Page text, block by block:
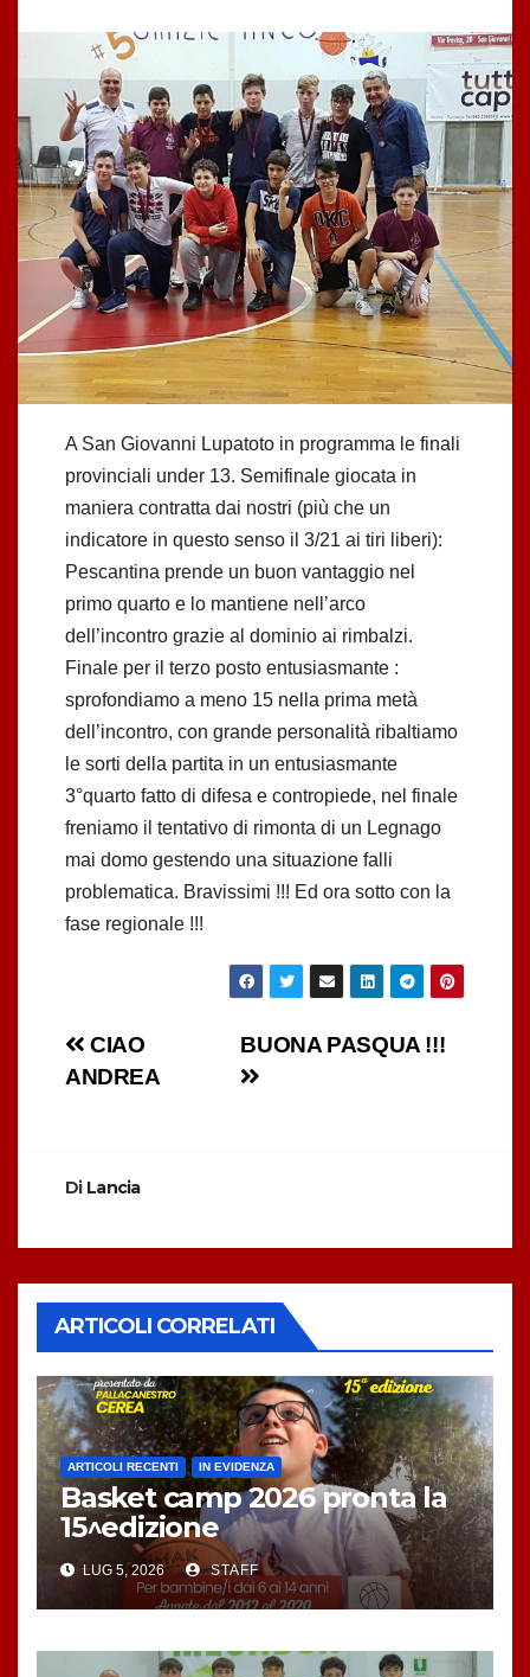
A San Giovanni Lupatoto in programma le finali
provinciali under 13. Semifinale giocata in
maniera contratta dai nostri (più che un
indicatore in questo senso il 3/21 ai tiri liberi):
Pescantina prende un buon vantaggio nel
primo quarto e lo mantiene nell’arco
dell’incontro grazie al dominio ai rimbalzi.
Finale per il terzo posto entusiasmante :
sprofondiamo a meno 15 nella prima metà
dell’incontro, con grande personalità ribaltiamo
le sorti della partita in un entusiasmante
3°quarto fatto di difesa e contropiede, nel finale
freniamo il tentativo di rimonta di un Legnago
mai domo gestendo una situazione falli
problematica. Bravissimi !!! Ed ora sotto con la
fase regionale !!!
NavigazioneBUONA PASQUA !!!
CIAO
ANDREA
Di Lancia
ARTICOLI CORRELATI
ARTICOLI RECENTI IN EVIDENZA
Basket camp 2026 pronta la
15^edizione
LUG 5, 2026 STAFF